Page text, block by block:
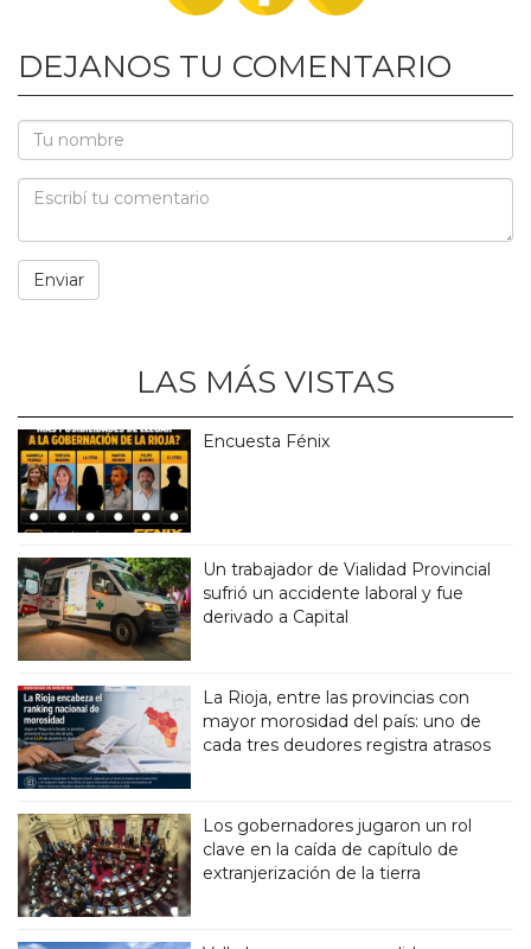
DEJANOS TU COMENTARIO
LAS MÁS VISTAS
Encuesta Fénix
Un trabajador de Vialidad Provincial
sufrió un accidente laboral y fue
derivado a Capital
La Rioja, entre las provincias con
mayor morosidad del país: uno de
cada tres deudores registra atrasos
Los gobernadores jugaron un rol
clave en la caída de capítulo de
extranjerización de la tierra